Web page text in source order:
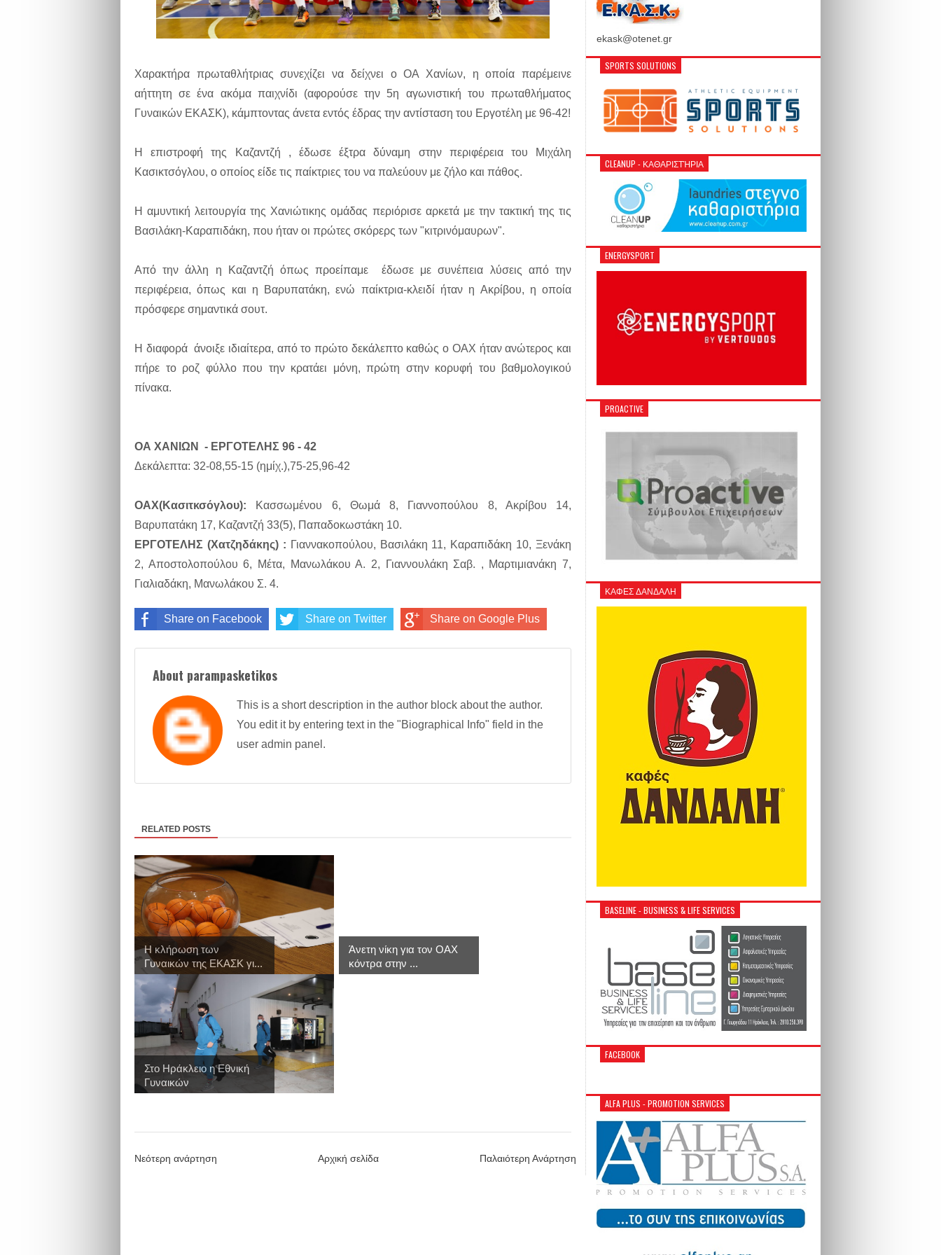
Χαρακτήρα πρωταθλήτριας συνεχίζει να δείχνει ο ΟΑ Χανίων, η οποία παρέμεινε
αήττητη σε ένα ακόμα παιχνίδι (αφορούσε την 5η αγωνιστική του πρωταθλήματος
Γυναικών ΕΚΑΣΚ), κάμπτοντας άνετα εντός έδρας την αντίσταση του Εργοτέλη με 96-42!
Η επιστροφή της Καζαντζή , έδωσε έξτρα δύναμη στην περιφέρεια του Μιχάλη
Κασικτσόγλου, ο οποίος είδε τις παίκτριες του να παλεύουν με ζήλο και πάθος.
Η αμυντική λειτουργία της Χανιώτικης ομάδας περιόρισε αρκετά με την τακτική της τις
Βασιλάκη-Καραπιδάκη, που ήταν οι πρώτες σκόρερς των "κιτρινόμαυρων".
Από την άλλη η Καζαντζή όπως προείπαμε έδωσε με συνέπεια λύσεις από την
περιφέρεια, όπως και η Βαρυπατάκη, ενώ παίκτρια-κλειδί ήταν η Ακρίβου, η οποία
πρόσφερε σημαντικά σουτ.
Η διαφορά άνοιξε ιδιαίτερα, από το πρώτο δεκάλεπτο καθώς ο ΟΑΧ ήταν ανώτερος και
πήρε το ροζ φύλλο που την κρατάει μόνη, πρώτη στην κορυφή του βαθμολογικού
πίνακα.
ΟΑ ΧΑΝΙΩΝ - ΕΡΓΟΤΕΛΗΣ 96 - 42
Δεκάλεπτα: 32-08,55-15 (ημίχ.),75-25,96-42
ΟΑΧ(Κασιτκσόγλου): Κασσωμένου 6, Θωμά 8, Γιαννοπούλου 8, Ακρίβου 14,
Βαρυπατάκη 17, Καζαντζή 33(5), Παπαδοκωστάκη 10.
ΕΡΓΟΤΕΛΗΣ (Χατζηδάκης) : Γιαννακοπούλου, Βασιλάκη 11, Καραπιδάκη 10, Ξενάκη
2, Αποστολοπούλου 6, Μέτα, Μανωλάκου Α. 2, Γιαννουλάκη Σαβ. , Μαρτιμιανάκη 7,
Γιαλιαδάκη, Μανωλάκου Σ. 4.
Share on Facebook Share on Twitter Share on Google Plus
About parampasketikos
This is a short description in the author block about the author.
You edit it by entering text in the "Biographical Info" field in the
user admin panel.
RELATED POSTS
Η κλήρωση των
Γυναικών της ΕΚΑΣΚ γι...
Άνετη νίκη για τον ΟΑΧ
κόντρα στην ...
Στο Ηράκλειο η Εθνική
Γυναικών
Νεότερη ανάρτηση Παλαιότερη Ανάρτηση
Αρχική σελίδα
ekask@otenet.gr
SPORTS SOLUTIONS
CLEANUP - ΚΑΘΑΡΙΣΤΉΡΙΑ
ENERGYSPORT
PROACTIVE
ΚΑΦΕΣ ΔΑΝΔΑΛΗ
BASELINE - BUSINESS & LIFE SERVICES
FACEBOOK
ALFA PLUS - PROMOTION SERVICES